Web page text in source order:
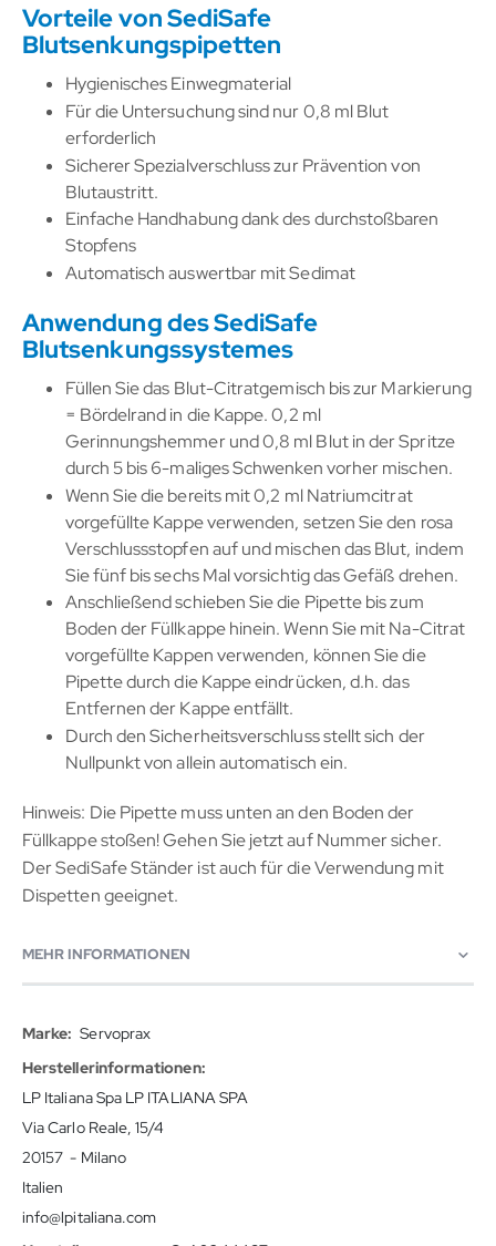
Vorteile von SediSafe
Blutsenkungspipetten
Hygienisches Einwegmaterial
Für die Untersuchung sind nur 0,8 ml Blut
erforderlich
Sicherer Spezialverschluss zur Prävention von
Blutaustritt.
Einfache Handhabung dank des durchstoßbaren
Stopfens
Automatisch auswertbar mit Sedimat
Anwendung des SediSafe
Blutsenkungssystemes
Füllen Sie das Blut-Citratgemisch bis zur Markierung
= Bördelrand in die Kappe. 0,2 ml
Gerinnungshemmer und 0,8 ml Blut in der Spritze
durch 5 bis 6-maliges Schwenken vorher mischen.
Wenn Sie die bereits mit 0,2 ml Natriumcitrat
vorgefüllte Kappe verwenden, setzen Sie den rosa
Verschlussstopfen auf und mischen das Blut, indem
Sie fünf bis sechs Mal vorsichtig das Gefäß drehen.
Anschließend schieben Sie die Pipette bis zum
Boden der Füllkappe hinein. Wenn Sie mit Na-Citrat
vorgefüllte Kappen verwenden, können Sie die
Pipette durch die Kappe eindrücken, d.h. das
Entfernen der Kappe entfällt.
Durch den Sicherheitsverschluss stellt sich der
Nullpunkt von allein automatisch ein.
Hinweis: Die Pipette muss unten an den Boden der
Füllkappe stoßen! Gehen Sie jetzt auf Nummer sicher.
Der SediSafe Ständer ist auch für die Verwendung mit
Dispetten geeignet.
MEHR INFORMATIONEN
Mehr
Informationen
Servoprax
LP Italiana Spa LP ITALIANA SPA
Via Carlo Reale, 15/4
20157 - Milano
Italien
info@lpitaliana.com